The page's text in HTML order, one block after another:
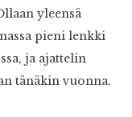
yleensä
pieni lenkki
ja ajattelin
tänäkin vuonna.